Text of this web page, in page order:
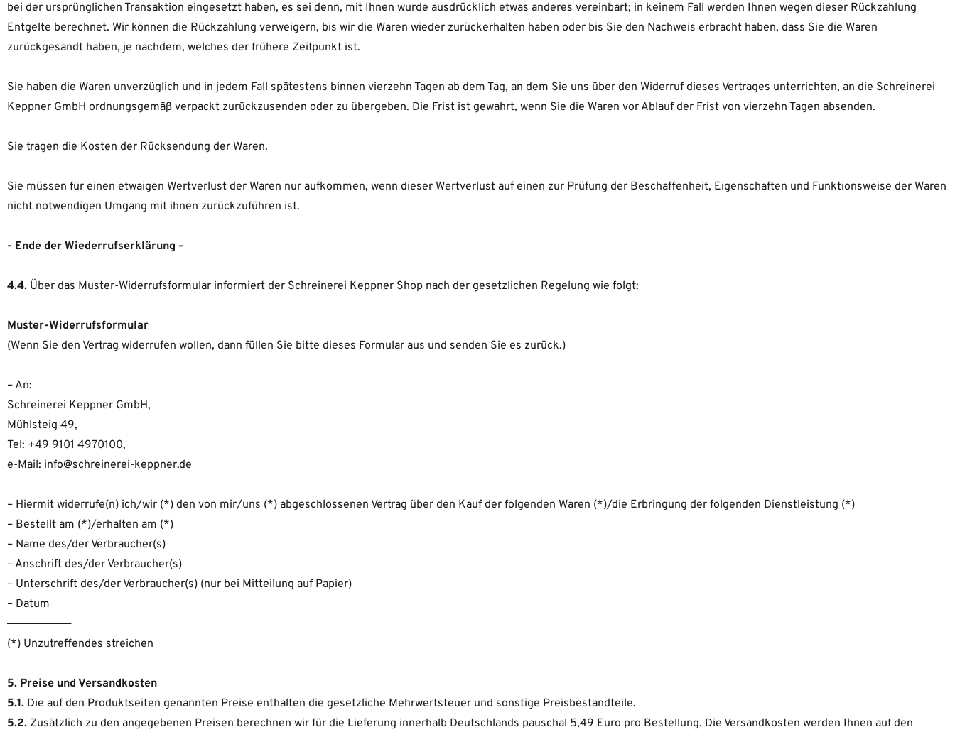
bei der ursprünglichen Transaktion eingesetzt haben, es sei denn, mit Ihnen wurde ausdrücklich etwas anderes vereinbart; in keinem Fall werden Ihnen wegen dieser Rückzahlung
Entgelte berechnet. Wir können die Rückzahlung verweigern, bis wir die Waren wieder zurückerhalten haben oder bis Sie den Nachweis erbracht haben, dass Sie die Waren
zurückgesandt haben, je nachdem, welches der frühere Zeitpunkt ist.
Sie haben die Waren unverzüglich und in jedem Fall spätestens binnen vierzehn Tagen ab dem Tag, an dem Sie uns über den Widerruf dieses Vertrages unterrichten, an die Schreinerei
Keppner GmbH ordnungsgemäß verpackt zurückzusenden oder zu übergeben. Die Frist ist gewahrt, wenn Sie die Waren vor Ablauf der Frist von vierzehn Tagen absenden.
Sie tragen die Kosten der Rücksendung der Waren.
Sie müssen für einen etwaigen Wertverlust der Waren nur aufkommen, wenn dieser Wertverlust auf einen zur Prüfung der Beschaffenheit, Eigenschaften und Funktionsweise der Waren
nicht notwendigen Umgang mit ihnen zurückzuführen ist.
- Ende der Wiederrufserklärung –
4.4. Über das Muster-Widerrufsformular informiert der Schreinerei Keppner Shop nach der gesetzlichen Regelung wie folgt:
Muster-Widerrufsformular
(Wenn Sie den Vertrag widerrufen wollen, dann füllen Sie bitte dieses Formular aus und senden Sie es zurück.)
– An:
Schreinerei Keppner GmbH,
Mühlsteig 49,
Tel: +49 9101 4970100,
e-Mail: info@schreinerei-keppner.de
– Hiermit widerrufe(n) ich/wir (*) den von mir/uns (*) abgeschlossenen Vertrag über den Kauf der folgenden Waren (*)/die Erbringung der folgenden Dienstleistung (*)
– Bestellt am (*)/erhalten am (*)
– Name des/der Verbraucher(s)
– Anschrift des/der Verbraucher(s)
– Unterschrift des/der Verbraucher(s) (nur bei Mitteilung auf Papier)
– Datum
——————————
(*) Unzutreffendes streichen
5. Preise und Versandkosten
5.1. Die auf den Produktseiten genannten Preise enthalten die gesetzliche Mehrwertsteuer und sonstige Preisbestandteile.
5.2. Zusätzlich zu den angegebenen Preisen berechnen wir für die Lieferung innerhalb Deutschlands pauschal 5,49 Euro pro Bestellung. Die Versandkosten werden Ihnen auf den